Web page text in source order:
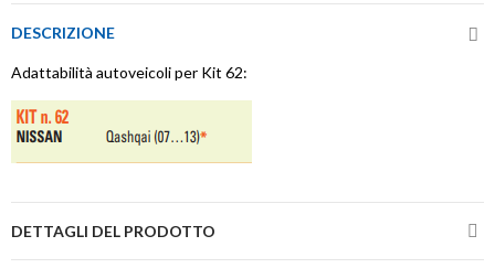
DESCRIZIONE
Adattabilità autoveicoli per Kit 62:
DETTAGLI DEL PRODOTTO